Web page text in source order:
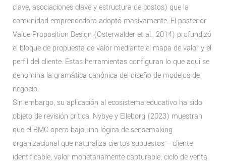
clave, asociaciones clave y estructura de costos) que la
comunidad emprendedora adoptó masivamente. El posterior
Value Proposition Design (Osterwalder et al., 2014) profundizó
el bloque de propuesta de valor mediante el mapa de valor y el
perfil del cliente. Estas herramientas configuran lo que aquí se
denomina la gramática canónica del diseño de modelos de
negocio.
Sin embargo, su aplicación al ecosistema educativo ha sido
objeto de revisión crítica. Nybye y Elleborg (2023) muestran
que el BMC opera bajo una lógica de sensemaking
organizacional que naturaliza ciertos supuestos —cliente
identificable, valor monetariamente capturable, ciclo de venta